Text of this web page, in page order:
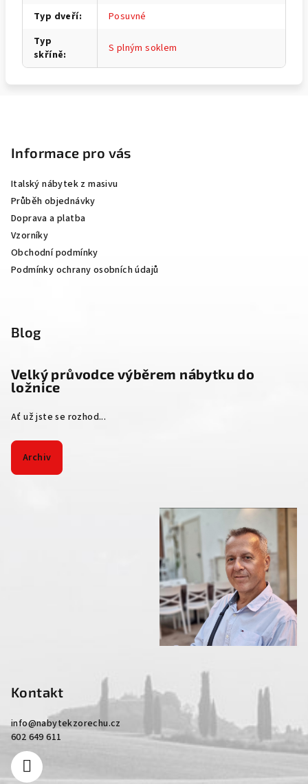
Typ dveří:
Posuvné
Typ
skříně: S plným soklem
Informace pro vás
Italský nábytek z masivu
Průběh objednávky
Doprava a platba
Vzorníky
Obchodní podmínky
Podmínky ochrany osobních údajů
Blog
Velký průvodce výběrem nábytku do
ložnice
Ať už jste se rozhod...
Archiv
Kontakt
info@nabytekzorechu.cz
602 649 611